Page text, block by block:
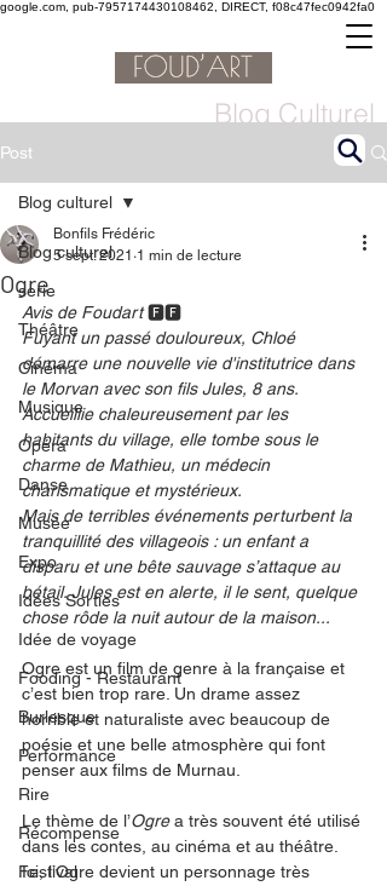
google.com, pub-7957174430108462, DIRECT, f08c47fec0942fa0
Blog Culturel
Post
Blog culturel
serie
Théâtre
Cinéma
Musique
Opéra
Danse
Musée
Expo
Idées Sorties
Idée de voyage
Fooding - Restaurant
Burlesque
Performance
Rire
Récompense
Festival
Blog culturel
Ogre
Bonfils Frédéric
5 sept. 2021 1 min de lecture
Avis de Foudart 🅵🅵
Fuyant un passé douloureux, Chloé
démarre une nouvelle vie d'institutrice dans
le Morvan avec son fils Jules, 8 ans.
Accueillie chaleureusement par les
habitants du village, elle tombe sous le
charme de Mathieu, un médecin
charismatique et mystérieux.
Mais de terribles événements perturbent la
tranquillité des villageois : un enfant a
disparu et une bête sauvage s’attaque au
bétail. Jules est en alerte, il le sent, quelque
chose rôde la nuit autour de la maison...
Ogre est un film de genre à la française et
c’est bien trop rare. Un drame assez
horrible et naturaliste avec beaucoup de
poésie et une belle atmosphère qui font
penser aux films de Murnau.
Le thème de l’Ogre a très souvent été utilisé
dans les contes, au cinéma et au théâtre.
Ici, l’Ogre devient un personnage très